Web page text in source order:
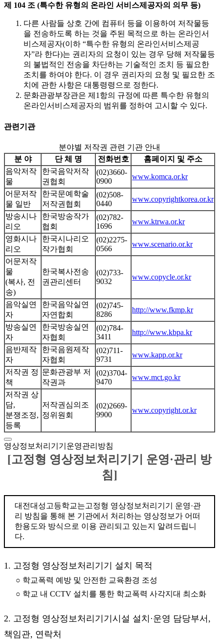
제 104 조 (특수한 유형의 온라인 서비스제공자의 의무 등)
다른 사람들 상호 간에 컴퓨터 등을 이용하여 저작물등
을 전송하도록 하는 것을 주된 목적으로 하는 온라인서
비스제공자(이하 “특수한 유형의 온라인서비스제공
자”라 한다)는 권리자의 요청이 있는 경우 당해 저작물등
의 불법적인 전송을 차단하는 기술적인 조치 등 필요한
조치를 하여야 한다. 이 경우 권리자의 요청 및 필요한 조
치에 관한 사항은 대통령령으로 정한다.
문화관광부장관은 제1항의 규정에 따른 특수한 유형의
온라인서비스제공자의 범위를 정하여 고시할 수 있다.
관련기관
분야별 저작권 관련 기관 안내
분 야
단 체 명 전화번호
홈페이지 및 주소
음악저작
물
한국음악저작
권협회
(02)3660-
0900
www.komca.or.kr
어문저작
물 일반
한국문예학술
저작권협회
(02)508-
0440
www.copyrightkorea.or.kr
방송시나
리오
한국방송작가
협회
(02)782-
1696
www.ktrwa.or.kr
영화시나
리오
한국시나리오
작가협회
(02)2275-
0566
www.scenario.or.kr
어문저작
물
(복사, 전
송)
한국복사전송
권관리센터
(02)733-
9032
www.copycle.or.kr
음악실연
자
한국음악실연
자연합회
(02)745-
8286
http://www.fkmp.kr
방송실연
자
한국방송실연
자협회
(02)784-
3411
http://www.kbpa.kr
음반제작
자
한국음원제작
자협회
(02)711-
9731
www.kapp.or.kr
저작권 정
책
문화관광부 저
작권과
(02)3704-
9470
www.mct.go.kr
저작권 상
담,
분쟁조정,
등록
저작권심의조
정위원회
(02)2669-
9900
www.copyright.or.kr
영상정보처리기기운영관리방침
[고정형 영상정보처리기기 운영·관리 방
침]
대전대성고등학교는고정형 영상정보처리기기 운영·관
리 방침을 통해 본 기관에서 처리하는 영상정보가 어떠
한용도와 방식으로 이용 관리되고 있는지 알려드립니
다.
1. 고정형 영상정보처리기기 설치 목적
○ 학교폭력 예방 및 안전한 교육환경 조성
○ 학교 내 CCTV 설치를 통한 학교폭력 사각지대 최소화
2. 고정형 영상정보처리기기시설 설치·운영 담당부서,
책임관, 연락처